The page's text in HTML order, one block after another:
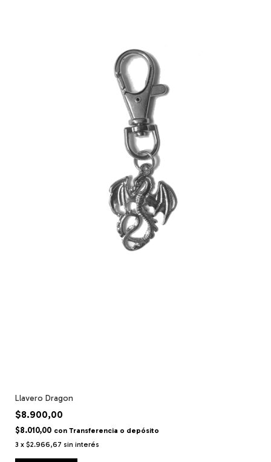
Llavero Dragon
$8.900,00
$8.010,00 con Transferencia o depósito
3 x $2.966,67 sin interés